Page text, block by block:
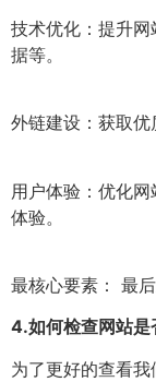
技术优化：提升
据等。
外链建设：获取优
用户体验：优化
体验。
最核心要素： 最
4.如何检查网站是
为了更好的查看